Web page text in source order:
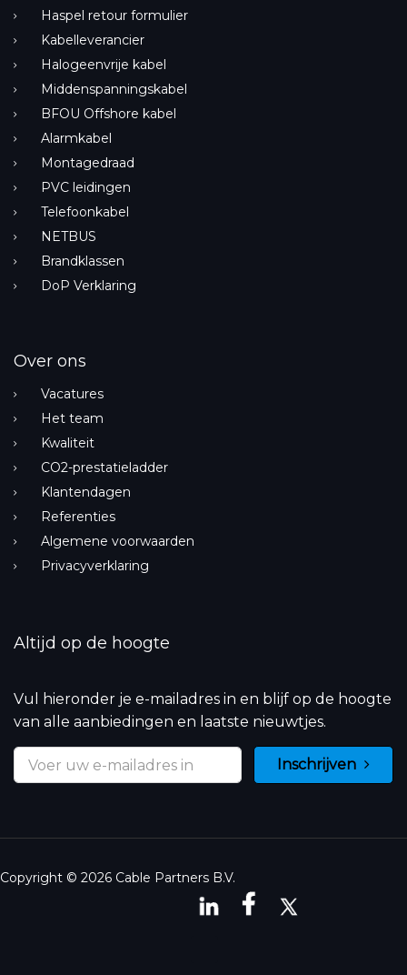
Haspel retour formulier
Kabelleverancier
Halogeenvrije kabel
Middenspanningskabel
BFOU Offshore kabel
Alarmkabel
Montagedraad
PVC leidingen
Telefoonkabel
NETBUS
Brandklassen
DoP Verklaring
Over ons
Vacatures
Het team
Kwaliteit
CO2-prestatieladder
Klantendagen
Referenties
Algemene voorwaarden
Privacyverklaring
Altijd op de hoogte
Vul hieronder je e-mailadres in en blijf op de hoogte
van alle aanbiedingen en laatste nieuwtjes.
Inschrijven
Copyright © 2026 Cable Partners B.V.